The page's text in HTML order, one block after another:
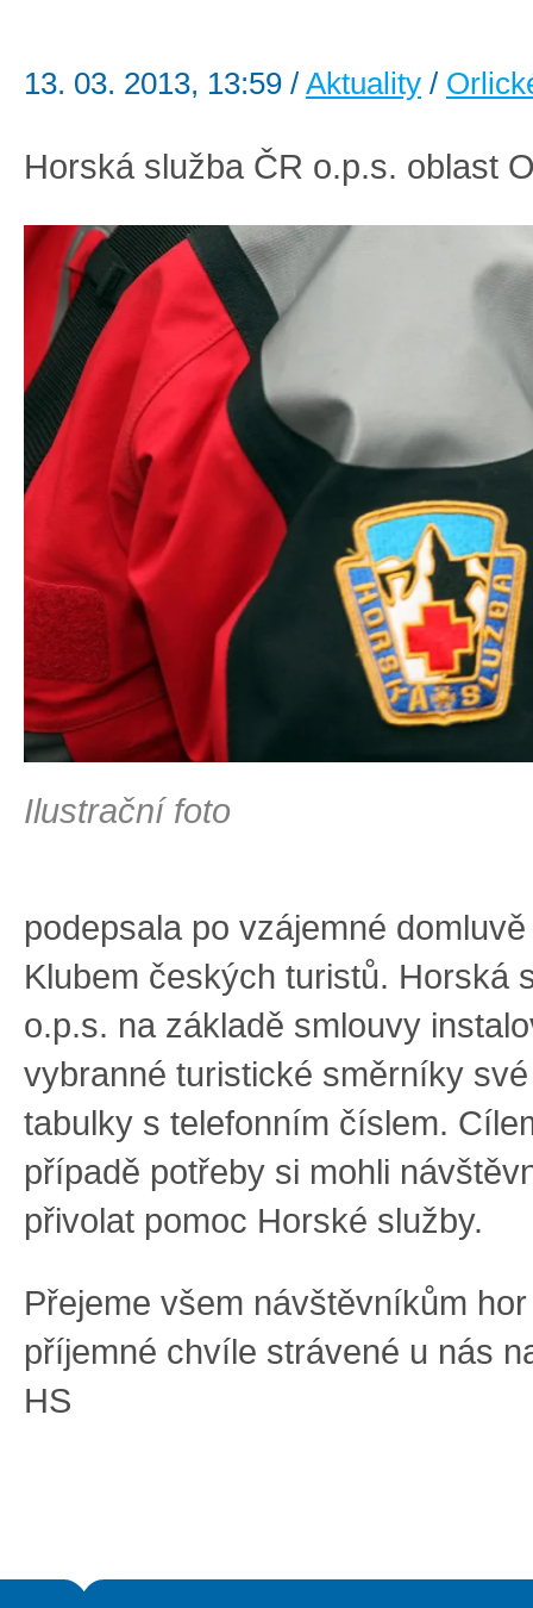
13. 03. 2013, 13:59 / Aktuality /
Horská služba ČR o.p.s. oblast
Ilustrační foto
podepsala po vzájemné
Klubem českých turistů. Horská
o.p.s. na základě smlouvy
vybranné turistické směrníky
tabulky s telefonním číslem.
případě potřeby si mohli
přivolat pomoc Horské služby.
Přejeme všem návštěvníkům hor
příjemné chvíle strávené u nás
HS